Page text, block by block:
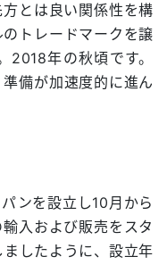
とは良い関係性を構
トレードマークを譲
2018年の秋頃です。
備が加速度的に進ん
ンを設立し10月から
入および販売をスタ
したように、設立年